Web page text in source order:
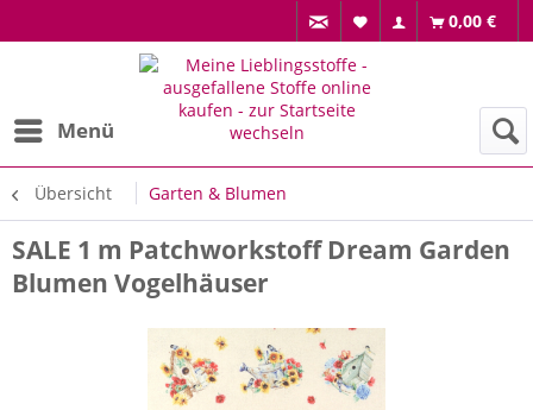
0,00 €
Menü
Übersicht Garten & Blumen
SALE 1 m Patchworkstoff Dream Garden
Blumen Vogelhäuser